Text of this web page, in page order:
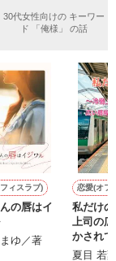
人こっそり泣い
想像以上に甘く
。
良かったら読ん
30代女性向けの キーワー
ド 「俺様」 の話
ィスラブ)
の唇はイ
ゆ／著
恋愛(オフ
私だけ
上司の
かされ
夏目 若